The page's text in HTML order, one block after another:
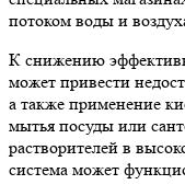
потоком воды и
К снижению
может привести
а также применение
мытья посуды или
растворителей в
система может